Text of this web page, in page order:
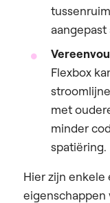
aangepast
Flexbox
met
minder
spatiëring.
Hier zijn enkele
eigenschappen